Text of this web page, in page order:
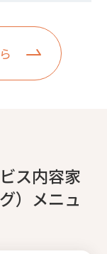
ス内容家
）メニュ